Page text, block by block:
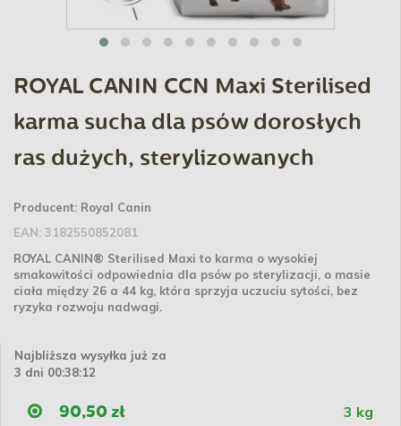
ROYAL CANIN CCN Maxi Sterilised
karma sucha dla psów dorosłych
ras dużych, sterylizowanych
Producent: Royal Canin
EAN: 3182550852081
ROYAL CANIN® Sterilised Maxi to karma o wysokiej
smakowitości odpowiednia dla psów po sterylizacji, o masie
ciała między 26 a 44 kg, która sprzyja uczuciu sytości, bez
ryzyka rozwoju nadwagi.
Najbliższa wysyłka już za
3 dni 00:38:12
90,50 zł 3 kg